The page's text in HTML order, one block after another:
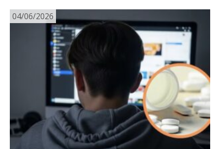
04/06/2026